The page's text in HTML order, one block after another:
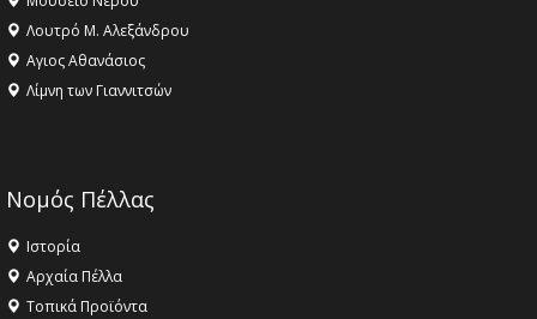
Λουτρό Μ. Αλεξάνδρου
Αγιος Αθανάσιος
Λίμνη των Γιαννιτσών
Νομός Πέλλας
Ιστορία
Αρχαία Πέλλα
Τοπικά Προϊόντα